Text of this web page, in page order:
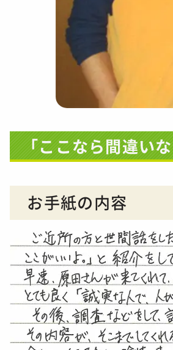
「ここなら間違い
お手紙の内容